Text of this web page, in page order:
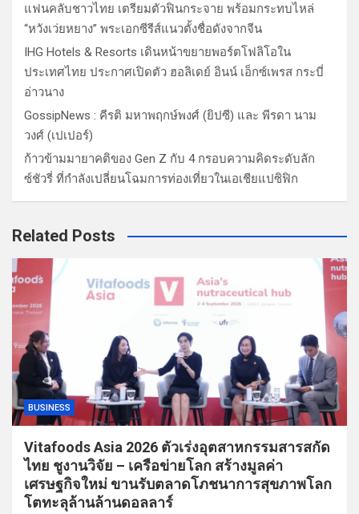
แฟนคลับชาวไทย เตรียมตัวฟินกระจาย พร้อมกระทบไหล่
“หวังเว่ยหยาง” พระเอกซีรีส์แนวตั้งชื่อดังจากจีน
IHG Hotels & Resorts เดินหน้าขยายพอร์ตโฟลิโอใน
ประเทศไทย ประกาศเปิดตัว ฮอลิเดย์ อินน์ เอ็กซ์เพรส กระบี่
อ่าวนาง
GossipNews : คีรติ มหาพฤกษ์พงศ์ (ยิปซี) และ พีรดา นาม
วงศ์ (เปเปอร์)
ก้าวข้ามมายาคติของ Gen Z กับ 4 กรอบความคิดระดับลัก
ซ์ชัวรี่ ที่กำลังเปลี่ยนโฉมการท่องเที่ยวในเอเชียแปซิฟิก
Related Posts
BUSINESS
Vitafoods Asia 2026 ตัวเร่งอุตสาหกรรมสารสกัด
ไทย ชูงานวิจัย – เครือข่ายโลก สร้างมูลค่า
เศรษฐกิจใหม่ ขานรับตลาดโภชนาการสุขภาพโลก
โตทะลุล้านล้านดอลลาร์